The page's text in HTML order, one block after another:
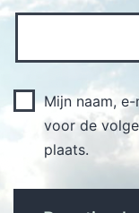
Mijn naam,
voor de
plaats.